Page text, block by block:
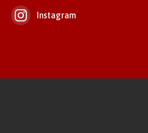
Instagram